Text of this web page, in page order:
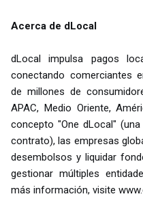
Acerca de dLocal
dLocal impulsa pagos
conectando comerciantes
de millones de
APAC, Medio Oriente,
concepto "One dLocal"
contrato), las empresas
desembolsos y liquidar
gestionar múltiples
más información, visite